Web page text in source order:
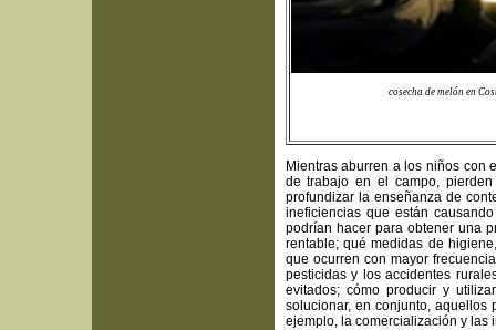
cosecha de melón en
Mientras aburren a los niños con
de trabajo en el campo,
profundizar la enseñanza de
ineficiencias que están
podrían hacer para obtener una
rentable; qué medidas de
que ocurren con mayor
pesticidas y los accidentes
evitados; cómo producir y
solucionar, en conjunto, aquellos
ejemplo, la comercialización y las